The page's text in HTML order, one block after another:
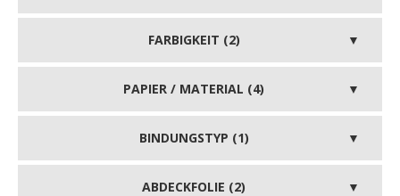
FARBIGKEIT (2)
PAPIER / MATERIAL (4)
BINDUNGSTYP (1)
ABDECKFOLIE (2)